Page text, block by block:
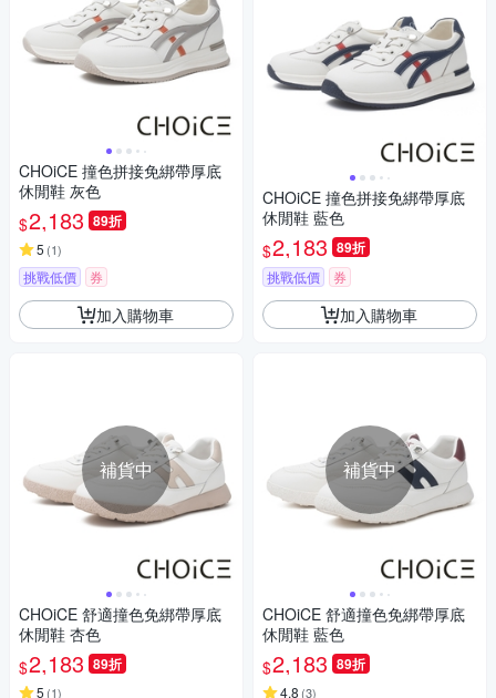
CHOiCE 撞色拼接免綁帶厚底
休閒鞋 灰色
$2,183 89折
5 (1)
挑戰低價 券
加入購物車
補貨中
CHOiCE 舒適撞色免綁帶厚底
休閒鞋 杏色
$2,183 89折
5 (1)
CHOiCE 撞色拼接免綁帶厚底
休閒鞋 藍色
$2,183 89折
挑戰低價 券
加入購物車
補貨中
CHOiCE 舒適撞色免綁帶厚底
休閒鞋 藍色
$2,183 89折
4.8 (3)